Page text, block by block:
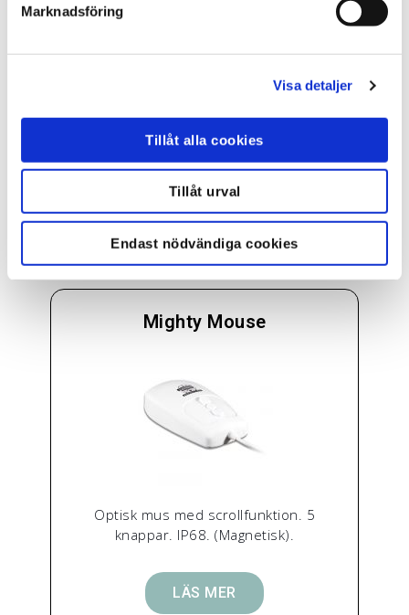
Marknadsföring
Visa detaljer
Tillåt alla cookies
Tillåt urval
Endast nödvändiga cookies
Högupplöst lasermus, scrollsensor
(ist.f hjul). 2 knappar. IP68.
LÄS MER
Mighty Mouse
Optisk mus med scrollfunktion. 5
knappar. IP68. (Magnetisk).
LÄS MER